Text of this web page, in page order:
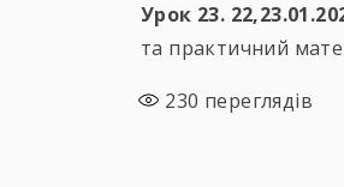
Урок 23.
та практичний
230 переглядів